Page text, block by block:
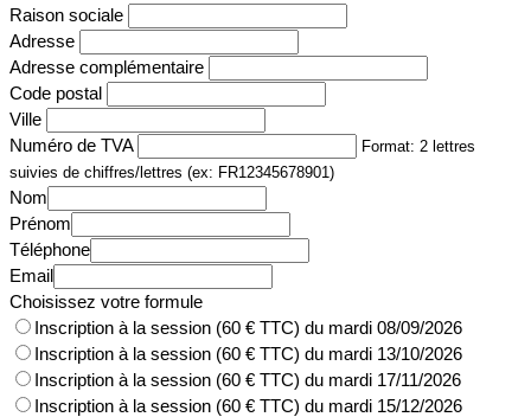
Raison sociale
Adresse
Adresse complémentaire
Code postal
Ville
Numéro de TVA
Format: 2 lettres
suivies de chiffres/lettres (ex: FR12345678901)
Nom
Prénom
Téléphone
Email
Choisissez votre formule
Inscription à la session (60 € TTC) du mardi 08/09/2026
Inscription à la session (60 € TTC) du mardi 13/10/2026
Inscription à la session (60 € TTC) du mardi 17/11/2026
Inscription à la session (60 € TTC) du mardi 15/12/2026